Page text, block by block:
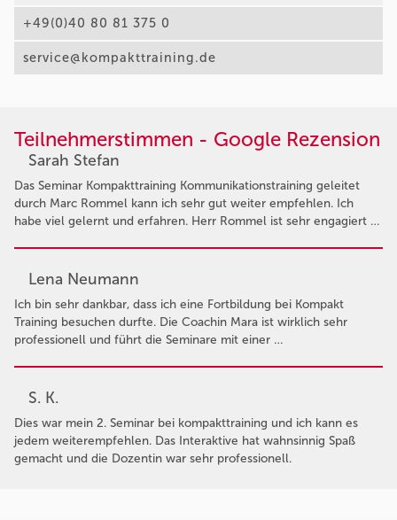
+49(0)40 80 81 375 0
service@kompakttraining.de
Teilnehmerstimmen - Google Rezension
Sarah Stefan
Das Seminar Kompakttraining Kommunikationstraining geleitet
durch Marc Rommel kann ich sehr gut weiter empfehlen. Ich
habe viel gelernt und erfahren. Herr Rommel ist sehr engagiert …
Lena Neumann
Ich bin sehr dankbar, dass ich eine Fortbildung bei Kompakt
Training besuchen durfte. Die Coachin Mara ist wirklich sehr
professionell und führt die Seminare mit einer …
S. K.
Dies war mein 2. Seminar bei kompakttraining und ich kann es
jedem weiterempfehlen. Das Interaktive hat wahnsinnig Spaß
gemacht und die Dozentin war sehr professionell.